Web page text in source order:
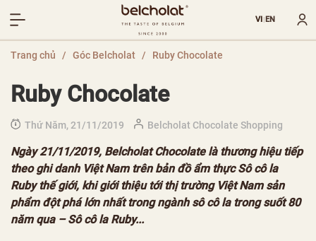
VI|EN
Trang chủ / Góc Belcholat / Ruby Chocolate
Ruby Chocolate
Thứ Năm, 21/11/2019 Belcholat Chocolate Shopping
Ngày 21/11/2019, Belcholat Chocolate là thương hiệu tiếp
theo ghi danh Việt Nam trên bản đồ ẩm thực Sô cô la
Ruby thế giới, khi giới thiệu tới thị trường Việt Nam sản
phẩm đột phá lớn nhất trong ngành sô cô la trong suốt 80
năm qua – Sô cô la Ruby...